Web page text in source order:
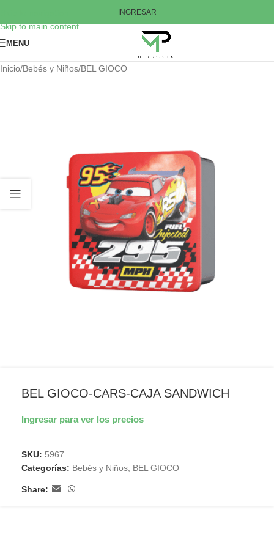
Skip to main content
INGRESAR
MENU
Inicio/Bebés y Niños/BEL GIOCO
BEL GIOCO-CARS-CAJA SANDWICH
Ingresar para ver los precios
SKU: 5967
Categorías: Bebés y Niños BEL GIOCO
Share: